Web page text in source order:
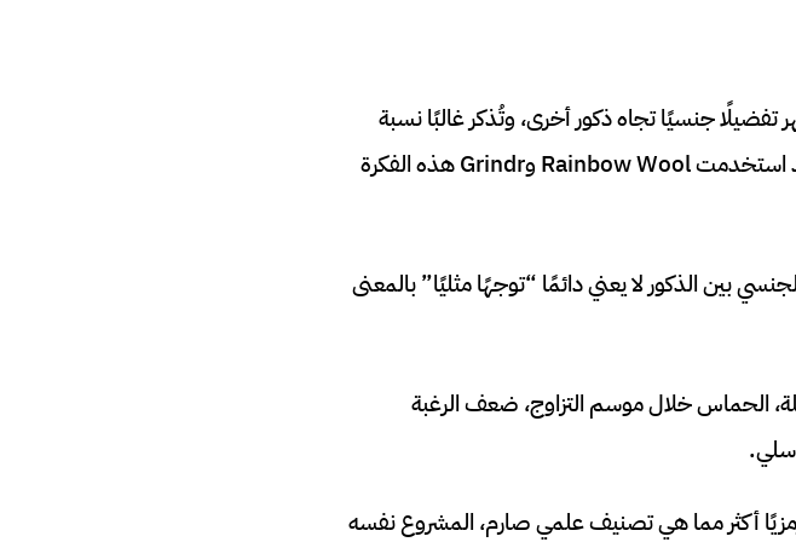
جنسيًا تجاه ذكور أخرى، وتُذكر غالبًا نسبة
قريبة من واحد من كل 12 كبشًا، أو ما يعادل نحو 8%، وقد استخدمت Rainbow Wool وGrindr هذه الفكرة
بين الذكور لا يعني دائمًا “توجهًا مثليًا” بالمعنى
الحماس خلال موسم التزاوج، ضعف الرغبة
أكثر مما هي تصنيف علمي صارم، المشروع نفسه